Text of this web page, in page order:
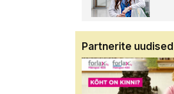
Partnerite uudised